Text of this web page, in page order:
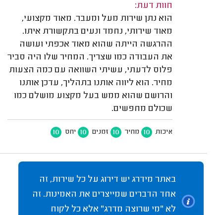
חוות דעת:
הוא נתן שירות מעל ומעבר. מאוד מקצועי,
מאוד שירותי, נחמד ונעים בתקשורת איתו.
ההרגשה הייתה שהוא מאוד אכפתי ועושה
את העבודה כמו שצריך. המחיר שלו היה סביר
פלוס לדעתי, עשיתי השוואה עם כמה הצעות
מחיר. הוא ליווה אותנו בתהליך, עדכן אותנו
והרושם שהוא ממש בעל מקצוע מושלם כמו
שכולם מחפשים.
איכות 10 מחיר 10 זמנים 10 יחס 10
באתר מידרג יש דירוג על כל שירות, זה
אחד הדברים שמייצרים את האמינות. זה
לא "מי שרוצה מדרג" אלא כל לקוח